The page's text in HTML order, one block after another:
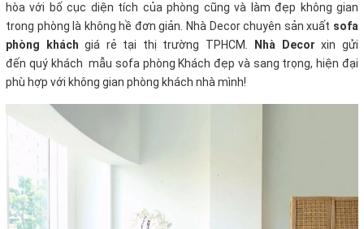
hòa với bố cục diện tích của phòng cũng và làm đẹp không gian
trong phòng là không hề đơn giản. Nhà Decor chuyên sản xuất sofa
phòng khách giá rẻ tại thị trường TPHCM. Nhà Decor xin gửi
đến quý khách mẫu sofa phòng Khách đẹp và sang trọng, hiện đại
phù hợp với không gian phòng khách nhà mình!